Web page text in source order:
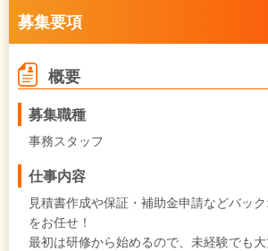
募集要項
概要
募集職種
事務スタッフ
仕事内容
見積書作成や保証・補助金申請などバッ
をお任せ！
最初は研修から始めるので、未経験でも